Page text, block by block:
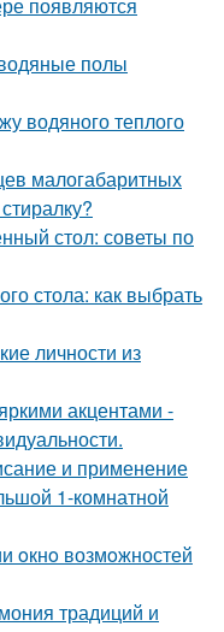
появляются
полы
водяного теплого
малогабаритных
стол: советы по
стола: как выбрать
личности из
акцентами -
и применение
1-комнатной
oкнo возмoжностей
традиций и